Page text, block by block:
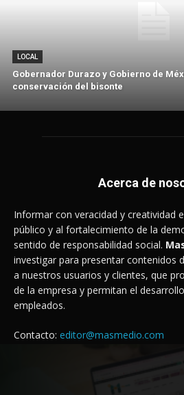
LOCAL
Gobernador Durazo y Gobierno de
conservación del bisonte
Acerca de
Informar con veracidad y creatividad
público y al fortalecimiento de la
sentido de responsabilidad social.
investigar para presentar contenidos
a nuestros usuarios y clientes, que
de la empresa y permitan el
empleados.
Contacto: editor@masmedio.com